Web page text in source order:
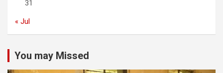
31
« Jul
You may Missed